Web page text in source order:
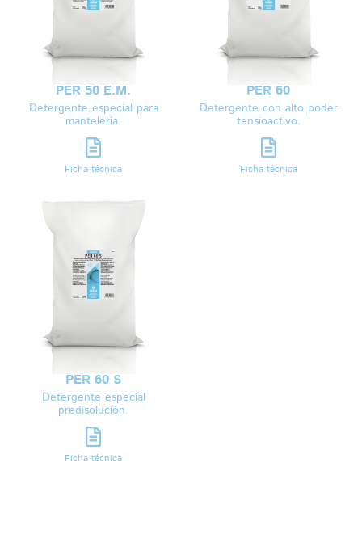
PER 50 E.M.
Detergente especial para
mantelería.
Ficha técnica
PER 60
Detergente con alto poder
tensioactivo.
Ficha técnica
PER 60 S
Detergente especial
predisolución.
Ficha técnica